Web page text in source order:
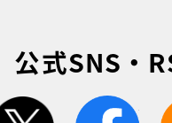
公式SNS・
twitter